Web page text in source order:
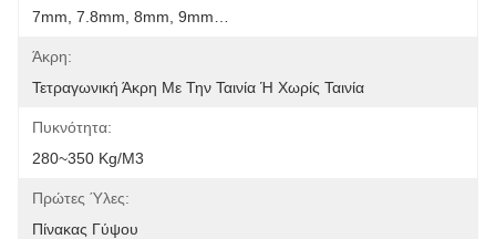
7mm, 7.8mm, 8mm, 9mm…
Άκρη:
Τετραγωνική Άκρη Με Την Ταινία Ή Χωρίς Ταινία
Πυκνότητα:
280~350 Kg/m3
Πρώτες Ύλες:
Πίνακας Γύψου